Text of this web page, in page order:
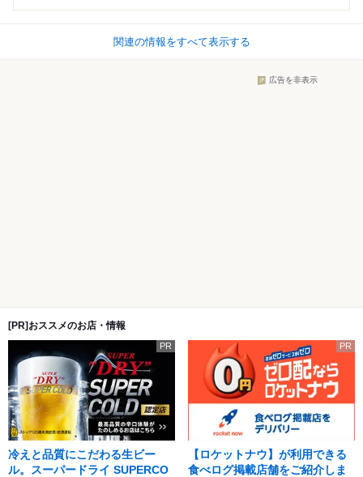
関連の情報をすべて表示する
広告を非表示
[PR]おススメのお店・情報
PR
冷えと品質にこだわる生ビー
ル。スーパードライ SUPERCO
PR
【ロケットナウ】が利用できる
食べログ掲載店舗をご紹介しま